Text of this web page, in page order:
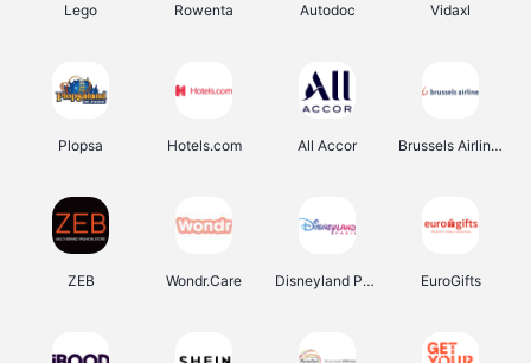
Lego Rowenta Autodoc Vidaxl
Plopsa Hotels.com All Accor Brussels Airlines
ZEB Wondr.Care Disneyland Paris EuroGifts